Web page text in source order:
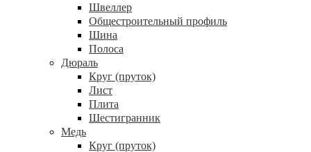
Швеллер
Общестроительный профиль
Шина
Полоса
Дюраль
Круг (пруток)
Лист
Плита
Шестигранник
Медь
Круг (пруток)